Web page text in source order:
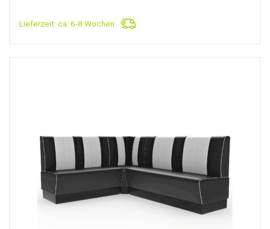
Lieferzeit: ca. 6-8 Wochen